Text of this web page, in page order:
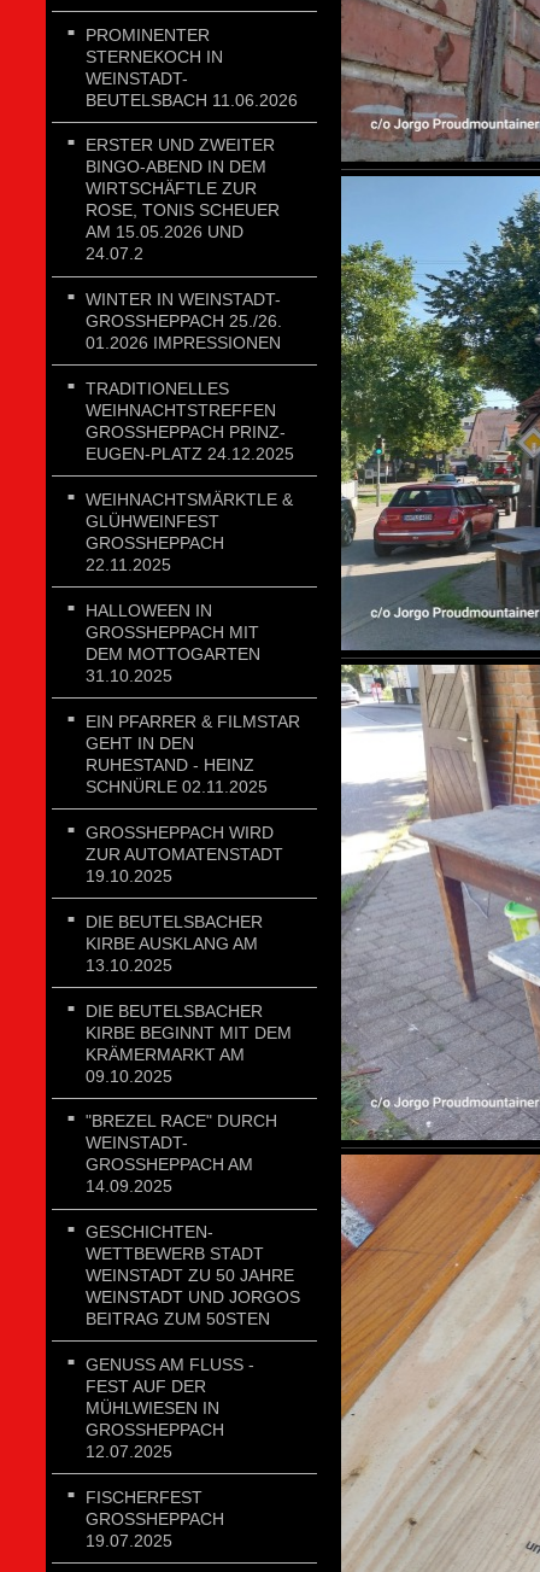
PROMINENTER
STERNEKOCH IN
WEINSTADT-
BEUTELSBACH 11.06.2026
ERSTER UND ZWEITER
BINGO-ABEND IN DEM
WIRTSCHÄFTLE ZUR
ROSE, TONIS SCHEUER
AM 15.05.2026 UND
24.07.2
WINTER IN WEINSTADT-
GROSSHEPPACH 25./26. 0
1.2026 IMPRESSIONEN
TRADITIONELLES
WEIHNACHTSTREFFEN
GROSSHEPPACH PRINZ-E
UGEN-PLATZ 24.12.2025
WEIHNACHTSMÄRKTLE &
GLÜHWEINFEST
GROSSHEPPACH 2
2.11.2025
HALLOWEEN IN
GROSSHEPPACH MIT D
EM MOTTOGARTEN 3
1.10.2025
EIN PFARRER & FILMSTAR
GEHT IN DEN
RUHESTAND - HEINZ
SCHNÜRLE 02.11.2025
GROSSHEPPACH WIRD Z
UR AUTOMATENSTADT 1
9.10.2025
DIE BEUTELSBACHER
KIRBE AUSKLANG AM
13.10.2025
DIE BEUTELSBACHER
KIRBE BEGINNT MIT DEM
KRÄMERMARKT AM
09.10.2025
"BREZEL RACE" DURCH
WEINSTADT-
GROSSHEPPACH AM 1
4.09.2025
GESCHICHTEN-
WETTBEWERB STADT
WEINSTADT ZU 50 JAHRE
WEINSTADT UND JORGOS
BEITRAG ZUM 50STEN
GENUSS AM FLUSS - FE
ST AUF DER MÜ
HLWIESEN IN GR
OSSHEPPACH 12.
07.2025
FISCHERFEST
GROSSHEPPACH 1
9.07.2025